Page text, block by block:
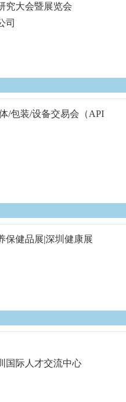
究大会暨展览会
司
/包装/设备交易会（API
保健品展|深圳健康展
国际人才交流中心